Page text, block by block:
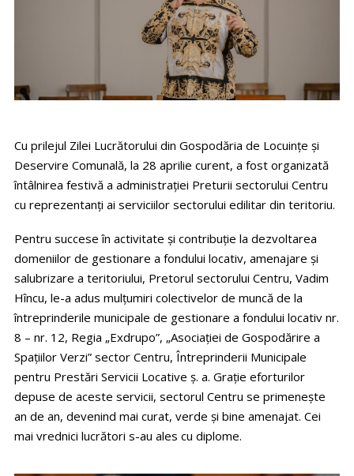
Cu prilejul Zilei Lucrătorului din Gospodăria de Locuinţe şi
Deservire Comunală, la 28 aprilie curent, a fost organizată
întâlnirea festivă a administraţiei Preturii sectorului Centru
cu reprezentanţi ai serviciilor sectorului edilitar din teritoriu.
Pentru succese în activitate şi contribuţie la dezvoltarea
domeniilor de gestionare a fondului locativ, amenajare şi
salubrizare a teritoriului, Pretorul sectorului Centru, Vadim
Hîncu, le-a adus mulţumiri colectivelor de muncă de la
întreprinderile municipale de gestionare a fondului locativ nr.
8 – nr. 12, Regia „Exdrupo”, „Asociaţiei de Gospodărire a
Spaţiilor Verzi” sector Centru, Întreprinderii Municipale
pentru Prestări Servicii Locative ş. a. Graţie eforturilor
depuse de aceste servicii, sectorul Centru se primeneşte
an de an, devenind mai curat, verde şi bine amenajat. Cei
mai vrednici lucrători s-au ales cu diplome.